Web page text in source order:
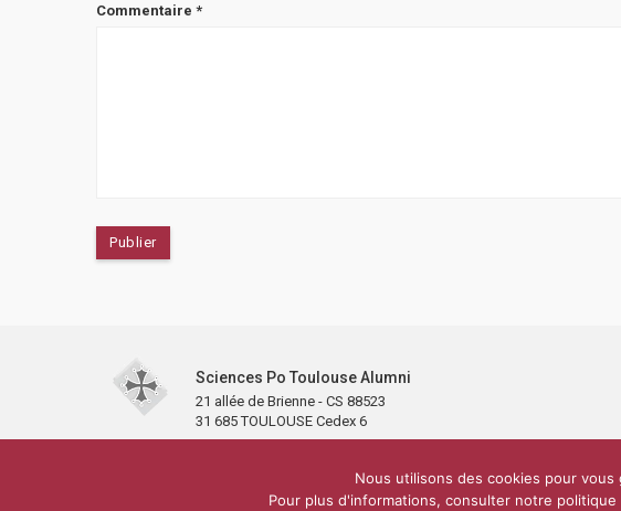
Commentaire *
Sciences Po Toulouse Alumni
21 allée de Brienne - CS 88523
31 685 TOULOUSE Cedex 6
Carré Alumni de la bibliothèque de Sciences Po Toulouse
10 000 diplômés
Nous utilisons des cookies pour
Pour plus d'informations, consulter notre